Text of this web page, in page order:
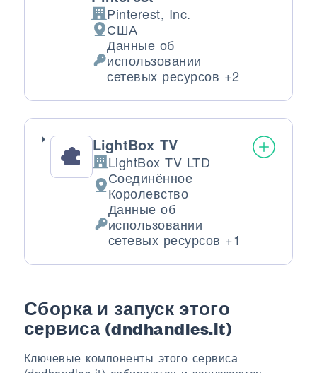
Компания:
Pinterest, Inc.
Место обработки:
США
Обрабатываемые персональные
Данные об
использовании
сетевых ресурсов +2
LightBox TV
Компания:
LightBox TV LTD
Место обработки:
Соединённое
Королевство
Обрабатываемые персональные
Данные об
использовании
сетевых ресурсов +1
Сборка и запуск этого
сервиса (dndhandles.it)
Ключевые компоненты этого сервиса